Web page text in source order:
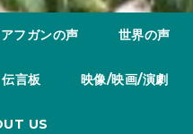
アフガンの声 世界の声
伝言板 映像/映画/演劇
US